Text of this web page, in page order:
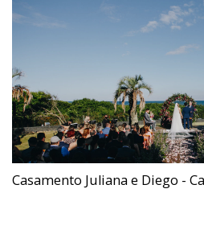
Casamento Juliana e Diego -